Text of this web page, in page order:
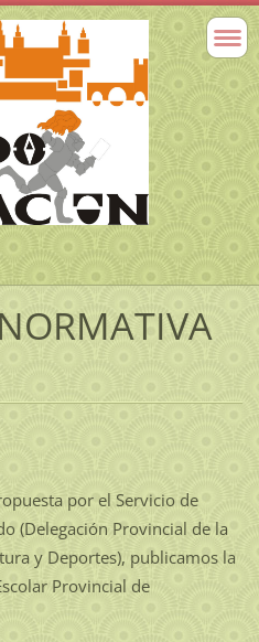
por el Servicio de
(Delegación Provincial de la
y Deportes), publicamos la
Provincial de